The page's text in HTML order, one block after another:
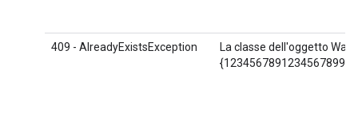
409 - AlreadyExistsException
La classe dell'oggetto